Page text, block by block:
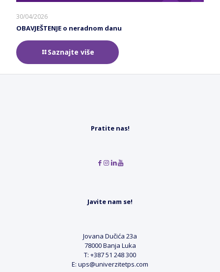
30/04/2026
OBAVJEŠTENJE o neradnom danu
Saznajte više
Pratite nas!
Javite nam se!
Jovana Dučića 23a
78000 Banja Luka
T: +387 51 248 300
E: ups@univerzitetps.com